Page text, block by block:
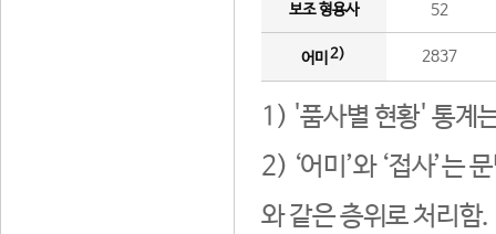
보조 형용사 52
어미 2) 2837
1) '품사별 현황' 통계
2) ‘어미’와 ‘접사’는
와 같은 층위로 처리함.